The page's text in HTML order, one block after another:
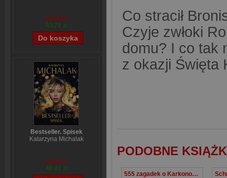
54,39 zł
43,71 zł
Bestseller. Spisek
Katarzyna Michalak
59,84 zł
48,07 zł
Co stracił
Czyje zwłoki
domu? I co tak
z okazji Święta
PODOBNE
555 zagadek o Karkonoszach